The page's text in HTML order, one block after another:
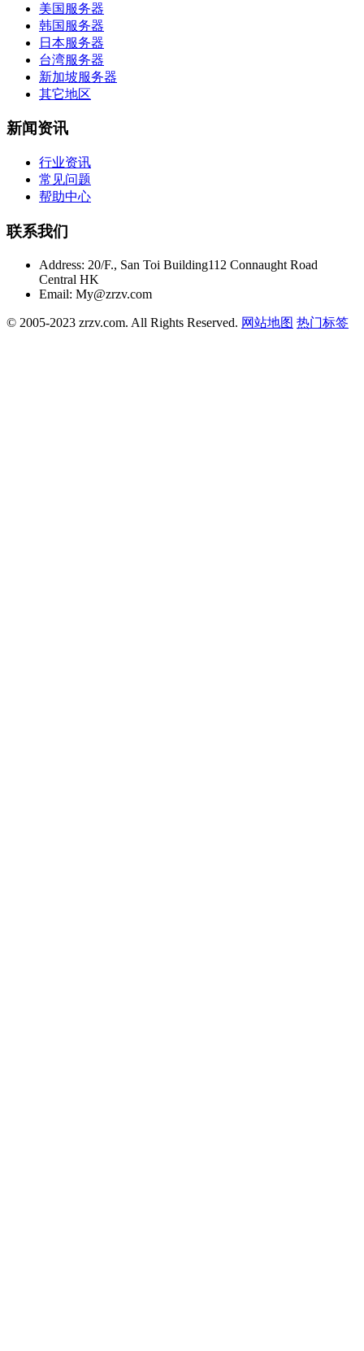
美国服务器
韩国服务器
日本服务器
台湾服务器
新加坡服务器
其它地区
新闻资讯
行业资讯
常见问题
帮助中心
联系我们
Address: 20/F., San Toi Building112 Connaught Road
Central HK
Email: My@zrzv.com
© 2005-2023 zrzv.com. All Rights Reserved. 网站地图 热门标签